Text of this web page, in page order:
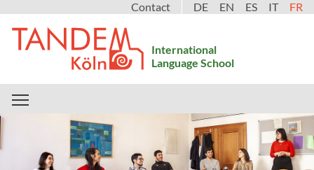
Contact DE EN ES IT FR
International
Language School